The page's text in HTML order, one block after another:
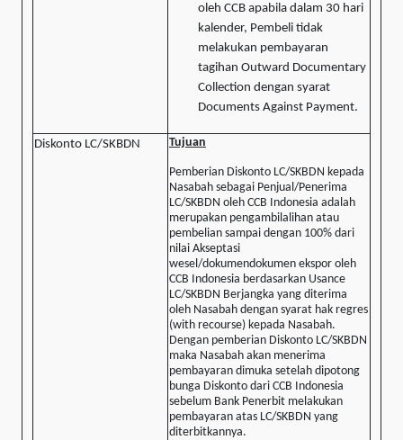
oleh CCB apabila dalam 30 hari
kalender, Pembeli tidak
melakukan pembayaran
tagihan Outward Documentary
Collection dengan syarat
Documents Against Payment.
Diskonto LC/SKBDN Tujuan
Pemberian Diskonto LC/SKBDN kepada
Nasabah sebagai Penjual/Penerima
LC/SKBDN oleh CCB Indonesia adalah
merupakan pengambilalihan atau
pembelian sampai dengan 100% dari
nilai Akseptasi
wesel/dokumendokumen ekspor oleh
CCB Indonesia berdasarkan Usance
LC/SKBDN Berjangka yang diterima
oleh Nasabah dengan syarat hak regres
(with recourse) kepada Nasabah.
Dengan pemberian Diskonto LC/SKBDN
maka Nasabah akan menerima
pembayaran dimuka setelah dipotong
bunga Diskonto dari CCB Indonesia
sebelum Bank Penerbit melakukan
pembayaran atas LC/SKBDN yang
diterbitkannya.